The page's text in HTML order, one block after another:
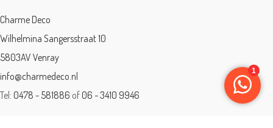
Charme Deco
Wilhelmina Sangersstraat 10
5803AV Venray
info@charmedeco.nl
Tel: 0478 - 581886 of 06 - 3410 9946